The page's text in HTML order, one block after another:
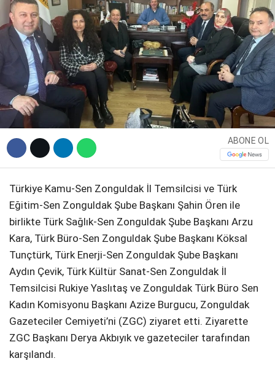
WhatsApp İhbar Hattı
Instagram
Youtube
DIĞER
ABONE OL
Türkiye Kamu-Sen Zonguldak İl Temsilcisi ve Türk
Eğitim-Sen Zonguldak Şube Başkanı Şahin Ören ile
birlikte Türk Sağlık-Sen Zonguldak Şube Başkanı Arzu
Kara, Türk Büro-Sen Zonguldak Şube Başkanı Köksal
Tunçtürk, Türk Enerji-Sen Zonguldak Şube Başkanı
Aydın Çevik, Türk Kültür Sanat-Sen Zonguldak İl
Temsilcisi Rukiye Yaslıtaş ve Zonguldak Türk Büro Sen
Kadın Komisyonu Başkanı Azize Burgucu, Zonguldak
Gazeteciler Cemiyeti’ni (ZGC) ziyaret etti. Ziyarette
ZGC Başkanı Derya Akbıyık ve gazeteciler tarafından
karşılandı.